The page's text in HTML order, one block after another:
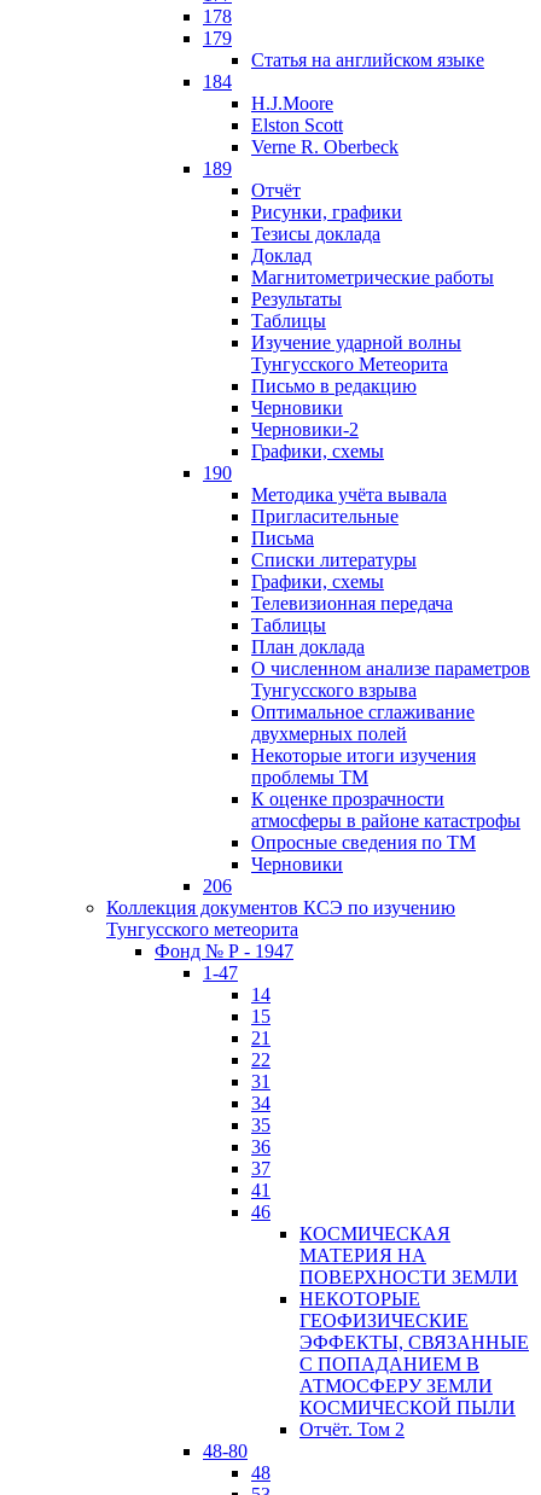
178
179
Статья на английском языке
184
H.J.Moore
Elston Scott
Verne R. Oberbeck
189
Отчёт
Рисунки, графики
Тезисы доклада
Доклад
Магнитометрические работы
Результаты
Таблицы
Изучение ударной волны
Тунгусского Метеорита
Письмо в редакцию
Черновики
Черновики-2
Графики, схемы
190
Методика учёта вывала
Пригласительные
Письма
Списки литературы
Графики, схемы
Телевизионная передача
Таблицы
План доклада
О численном анализе параметров
Тунгусского взрыва
Оптимальное сглаживание
двухмерных полей
Некоторые итоги изучения
проблемы ТМ
К оценке прозрачности
атмосферы в районе катастрофы
Опросные сведения по ТМ
Черновики
206
Коллекция документов КСЭ по изучению
Тунгусского метеорита
Фонд № Р - 1947
1-47
14
15
21
22
31
34
35
36
37
41
46
КОСМИЧЕСКАЯ
МАТЕРИЯ НА
ПОВЕРХНОСТИ ЗЕМЛИ
НЕКОТОРЫЕ
ГЕОФИЗИЧЕСКИЕ
ЭФФЕКТЫ, СВЯЗАННЫЕ
С ПОПАДАНИЕМ В
АТМОСФЕРУ ЗЕМЛИ
КОСМИЧЕСКОЙ ПЫЛИ
Отчёт. Том 2
48-80
48